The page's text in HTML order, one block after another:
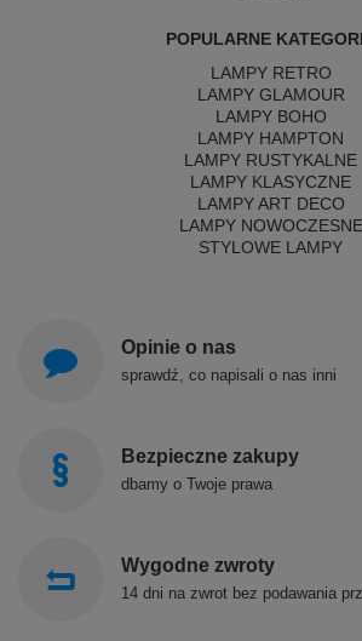
POPULARNE
LAMPY RETRO
LAMPY GLAMOUR
LAMPY BOHO
LAMPY HAMPTON
LAMPY RUSTYKALNE
LAMPY KLASYCZNE
LAMPY ART DECO
LAMPY NOWOCZESNE
STYLOWE LAMPY
Opinie o nas
sprawdź, co napisali o nas inni
Bezpieczne zakupy
dbamy o Twoje prawa
Wygodne zwroty
14 dni na zwrot bez podawania